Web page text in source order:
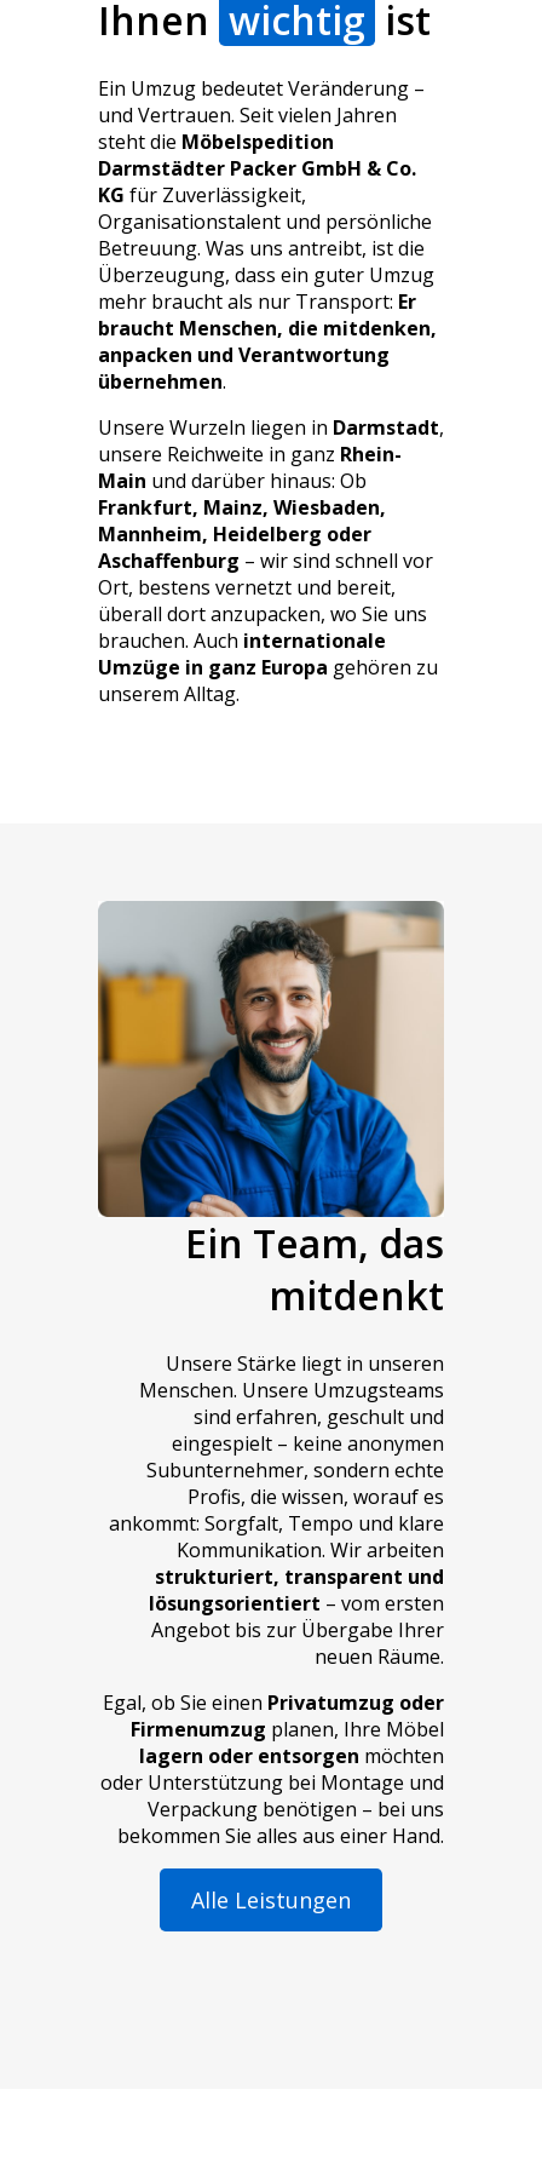
sorgfältig
hier echte
am Werk
Wer einen
möchte,
wieder
Ihnen wichtig ist
Ein Umzug bedeutet Veränderung –
und Vertrauen. Seit vielen Jahren
steht die Möbelspedition
Darmstädter Packer GmbH & Co.
KG für Zuverlässigkeit,
Organisationstalent und persönliche
Betreuung. Was uns antreibt, ist die
Überzeugung, dass ein guter Umzug
mehr braucht als nur Transport: Er
braucht Menschen, die mitdenken,
anpacken und Verantwortung
übernehmen.
Unsere Wurzeln liegen in Darmstadt,
unsere Reichweite in ganz Rhein-
Main und darüber hinaus: Ob
Frankfurt, Mainz, Wiesbaden,
Mannheim, Heidelberg oder
Aschaffenburg – wir sind schnell vor
Ort, bestens vernetzt und bereit,
überall dort anzupacken, wo Sie uns
brauchen. Auch internationale
Umzüge in ganz Europa gehören zu
unserem Alltag.
Ein Team, das
mitdenkt
Unsere Stärke liegt in unseren
Menschen. Unsere Umzugsteams
sind erfahren, geschult und
eingespielt – keine anonymen
Subunternehmer, sondern echte
Profis, die wissen, worauf es
ankommt: Sorgfalt, Tempo und klare
Kommunikation. Wir arbeiten
strukturiert, transparent und
lösungsorientiert – vom ersten
Angebot bis zur Übergabe Ihrer
neuen Räume.
Egal, ob Sie einen Privatumzug oder
Firmenumzug planen, Ihre Möbel
lagern oder entsorgen möchten
oder Unterstützung bei Montage und
Verpackung benötigen – bei uns
bekommen Sie alles aus einer Hand.
Alle Leistungen